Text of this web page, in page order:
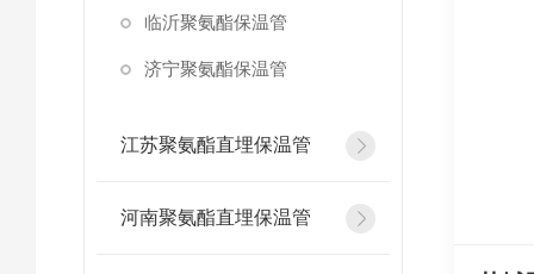
临沂聚氨酯保温管
济宁聚氨酯保温管
江苏聚氨酯直埋保温管
河南聚氨酯直埋保温管